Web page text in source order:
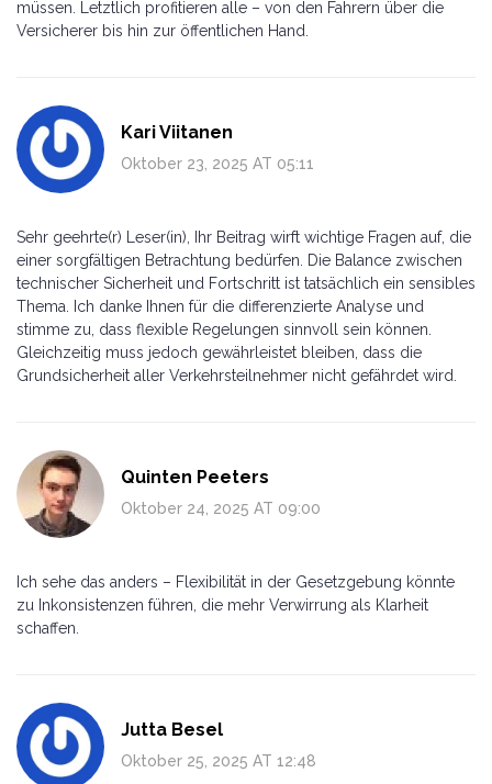
müssen. Letztlich profitieren alle – von den Fahrern über die
Versicherer bis hin zur öffentlichen Hand.
Kari Viitanen
Oktober 23, 2025 AT 05:11
Sehr geehrte(r) Leser(in), Ihr Beitrag wirft wichtige Fragen auf, die
einer sorgfältigen Betrachtung bedürfen. Die Balance zwischen
technischer Sicherheit und Fortschritt ist tatsächlich ein sensibles
Thema. Ich danke Ihnen für die differenzierte Analyse und
stimme zu, dass flexible Regelungen sinnvoll sein können.
Gleichzeitig muss jedoch gewährleistet bleiben, dass die
Grundsicherheit aller Verkehrsteilnehmer nicht gefährdet wird.
Quinten Peeters
Oktober 24, 2025 AT 09:00
Ich sehe das anders – Flexibilität in der Gesetzgebung könnte
zu Inkonsistenzen führen, die mehr Verwirrung als Klarheit
schaffen.
Jutta Besel
Oktober 25, 2025 AT 12:48